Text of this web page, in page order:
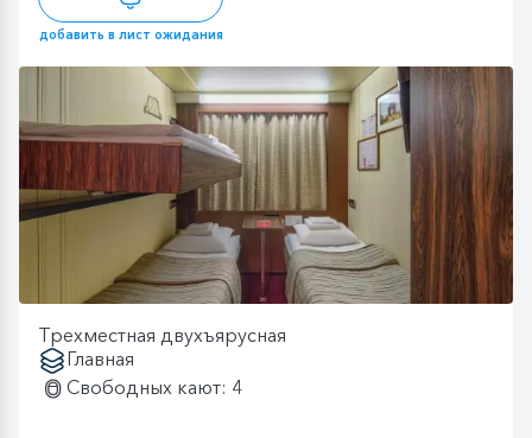
добавить в лист ожидания
Трехместная двухъярусная
Главная
Свободных кают: 4